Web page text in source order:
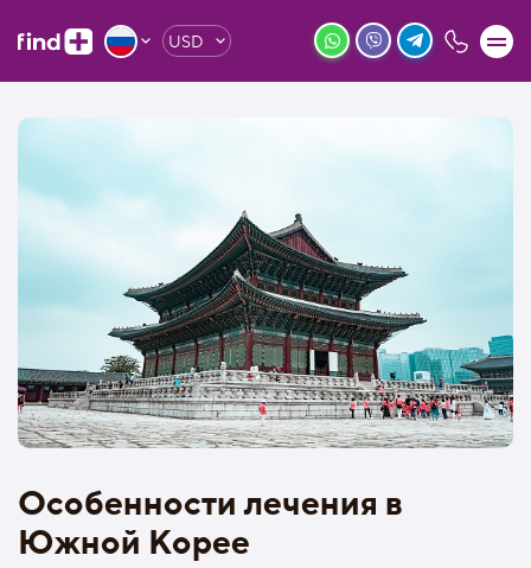
USD
Особенности лечения в
Южной Корее